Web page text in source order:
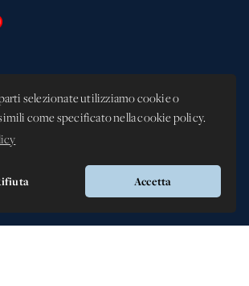
selezionate utilizziamo cookie o
come specificato nella cookie policy.
Accetta